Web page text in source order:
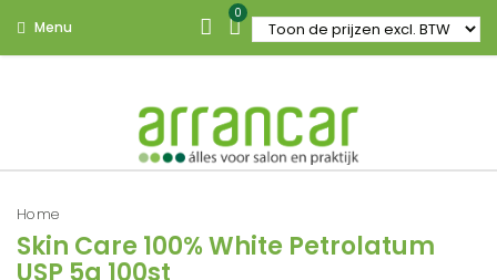
Menu
0
Home
Skin Care 100% White Petrolatum
USP 5g 100st